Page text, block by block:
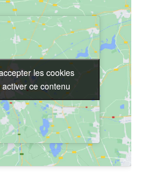
les cookies
ce contenu
les cookies
ce contenu